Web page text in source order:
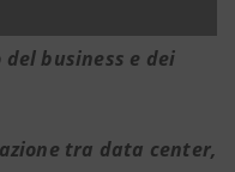
business e dei
tra data center,